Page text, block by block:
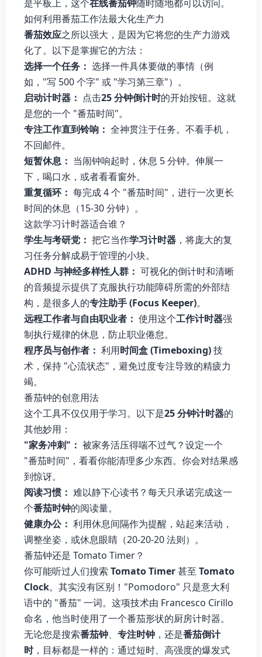
是平板上，这个在线番茄钟随时随地都可以访问。
如何利用番茄工作法最大化生产力
番茄效应之所以强大，是因为它将您的生产力游戏
化了。以下是掌握它的方法：
选择一个任务： 选择一件具体要做的事情（例
如，"写 500 个字" 或 "学习第三章"）。
启动计时器： 点击25 分钟倒计时的开始按钮。这就
是您的一个 "番茄时间"。
专注工作直到铃响： 全神贯注于任务。不看手机，
不回邮件。
短暂休息： 当闹钟响起时，休息 5 分钟。伸展一
下，喝口水，或者看看窗外。
重复循环： 每完成 4 个 "番茄时间"，进行一次更长
时间的休息（15-30 分钟）。
这款学习计时器适合谁？
学生与考研党： 把它当作学习计时器 ，将庞大的复
习任务分解成易于管理的小块。
ADHD 与神经多样性人群： 可视化的倒计时和清晰
的音频提示提供了克服执行功能障碍所需的外部结
构，是很多人的专注助手 (Focus Keeper)。
远程工作者与自由职业者： 使用这个工作计时器强
制执行规律的休息，防止职业倦怠。
程序员与创作者： 利用时间盒 (Timeboxing)技
术，保持 "心流状态"，避免过度专注导致的精疲力
竭。
番茄钟的创意用法
这个工具不仅仅用于学习。以下是25 分钟计时器的
其他妙用：
"家务冲刺"： 被家务活压得喘不过气？设定一个
"番茄时间"，看看你能清理多少东西。你会对结果感
到惊讶。
阅读习惯： 难以静下心读书？每天只承诺完成这一
个番茄时钟的阅读量。
健康办公： 利用休息间隔作为提醒，站起来活动，
调整坐姿，或休息眼睛（20-20-20 法则）。
番茄钟还是 Tomato Timer？
你可能听过人们搜索 Tomato Timer甚至 Tomato
Clock。其实没有区别！"Pomodoro" 只是意大利
语中的 "番茄" 一词。这项技术由 Francesco Cirillo
命名，他当时使用了一个番茄形状的厨房计时器。
无论您是搜索番茄钟、 专注时钟 ，还是番茄倒计
时，目标都是一样的：通过短时、高强度的爆发式